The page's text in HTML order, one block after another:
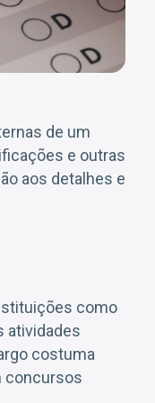
de um
e outras
aos detalhes e
como
atividades
costuma
concursos